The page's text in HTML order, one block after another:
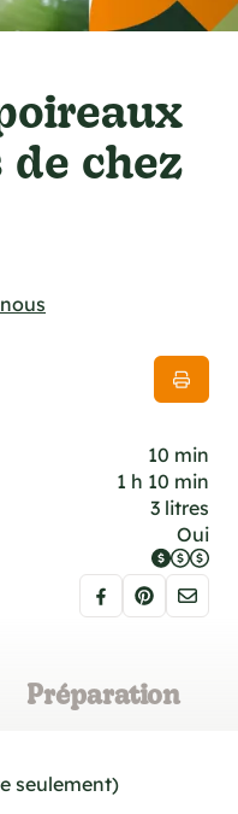
chez
10 min
1 h 10 min
3 litres
Oui
Préparation
seulement)